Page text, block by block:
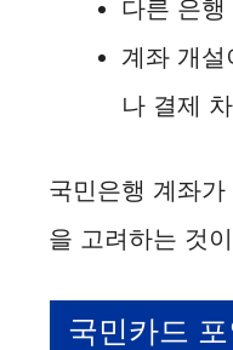
다른 은
계좌 개설
나 결제
국민은행 계좌
을 고려하는 것
국민카드